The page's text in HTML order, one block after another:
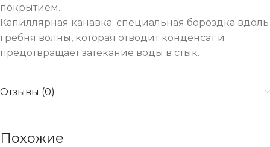
покрытием.
Капиллярная канавка: специальная бороздка вдоль
гребня волны, которая отводит конденсат и
предотвращает затекание воды в стык.
Отзывы (0)
Похожие